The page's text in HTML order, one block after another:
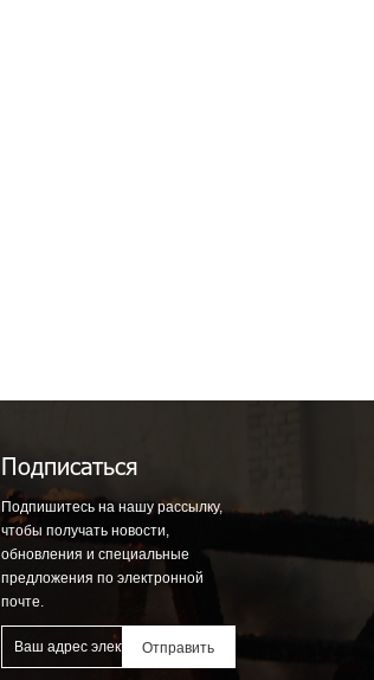
Подписаться
Подпишитесь на нашу рассылку,
чтобы получать новости,
обновления и специальные
предложения по электронной
почте.